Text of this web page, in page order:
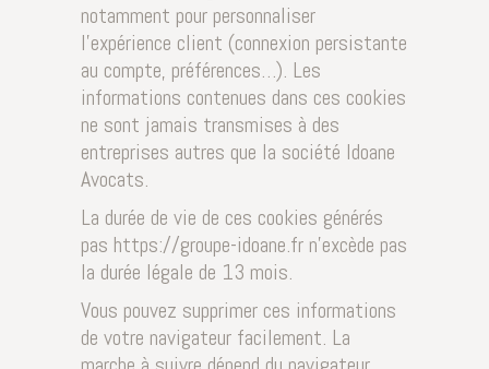
notamment pour personnaliser
l’expérience client (connexion persistante
au compte, préférences…). Les
informations contenues dans ces cookies
ne sont jamais transmises à des
entreprises autres que la société Idoane
Avocats.
La durée de vie de ces cookies générés
pas https://groupe-idoane.fr n’excède pas
la durée légale de 13 mois.
Vous pouvez supprimer ces informations
de votre navigateur facilement. La